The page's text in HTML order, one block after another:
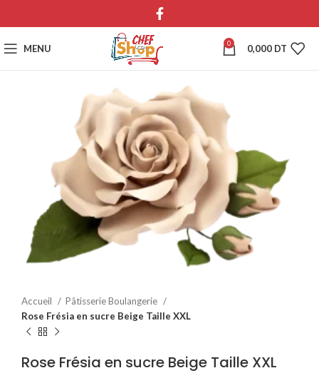
MENU 0 0,000 DT
Accueil
Pâtisserie Boulangerie
Rose Frésia en sucre Beige Taille XXL
Rose Frésia en sucre Beige Taille XXL